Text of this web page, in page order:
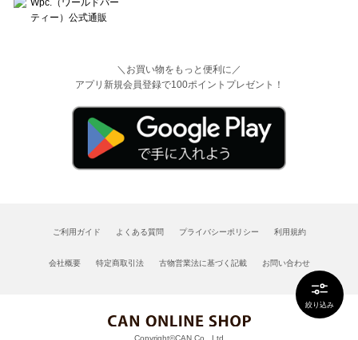
絞り込み
＼お買い物をもっと便利に／
アプリ新規会員登録で100ポイントプレゼント！
ご利用ガイド よくある質問 プライバシーポリシー 利用規約
会社概要 特定商取引法 古物営業法に基づく記載 お問い合わせ
Copyright©CAN Co., Ltd